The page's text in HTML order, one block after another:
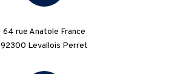
64 rue Anatole France
92300 Levallois Perret